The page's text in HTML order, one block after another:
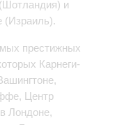
и
(Израиль).
престижных
Карнеги-
Центр
Лондоне,